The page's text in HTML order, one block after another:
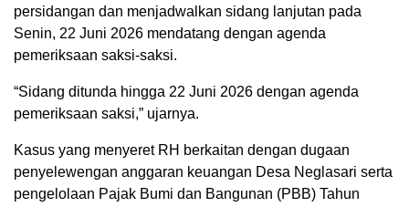
persidangan dan menjadwalkan sidang lanjutan pada
Senin, 22 Juni 2026 mendatang dengan agenda
pemeriksaan saksi-saksi.
“Sidang ditunda hingga 22 Juni 2026 dengan agenda
pemeriksaan saksi,” ujarnya.
Kasus yang menyeret RH berkaitan dengan dugaan
penyelewengan anggaran keuangan Desa Neglasari serta
pengelolaan Pajak Bumi dan Bangunan (PBB) Tahun